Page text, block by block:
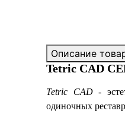
Описание
Tetric CAD
Tetric CAD-
одиночных